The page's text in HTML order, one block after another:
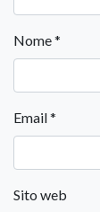
Nome*
Email*
Sito web